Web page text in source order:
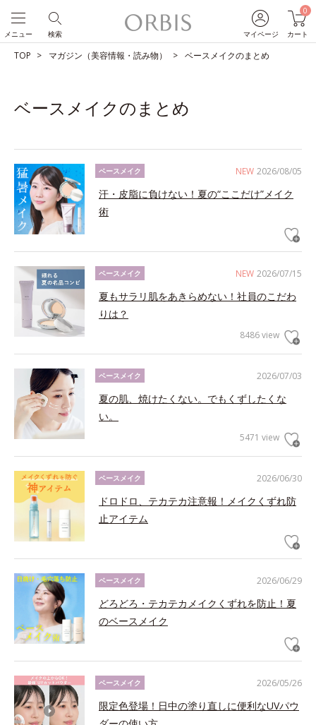
マイページ
0
カート
検索
メニュー
TOP マガジン（美容情報・読み物） ベースメイクのまとめ
ベースメイクのまとめ
NEW 2026/08/05
ベースメイク
汗・皮脂に負けない！夏の“ここだけ”メイク
術
NEW 2026/07/15
ベースメイク
夏もサラリ肌をあきらめない！社員のこだわ
りは？
8486 view
2026/07/03
ベースメイク
夏の肌、焼けたくない。でもくずしたくな
い。
5471 view
2026/06/30
ベースメイク
ドロドロ、テカテカ注意報！メイクくずれ防
止アイテム
2026/06/29
ベースメイク
どろどろ・テカテカメイクくずれを防止！夏
のベースメイク
2026/05/26
ベースメイク
限定色登場！日中の塗り直しに便利なUVパウ